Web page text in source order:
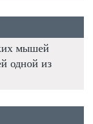
мышей
одной из